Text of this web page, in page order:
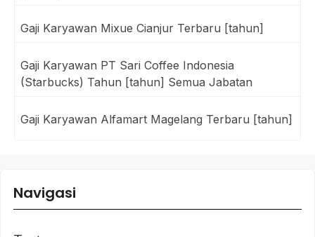
Gaji Karyawan Mixue Cianjur Terbaru [tahun]
Gaji Karyawan PT Sari Coffee Indonesia
(Starbucks) Tahun [tahun] Semua Jabatan
Gaji Karyawan Alfamart Magelang Terbaru [tahun]
Navigasi